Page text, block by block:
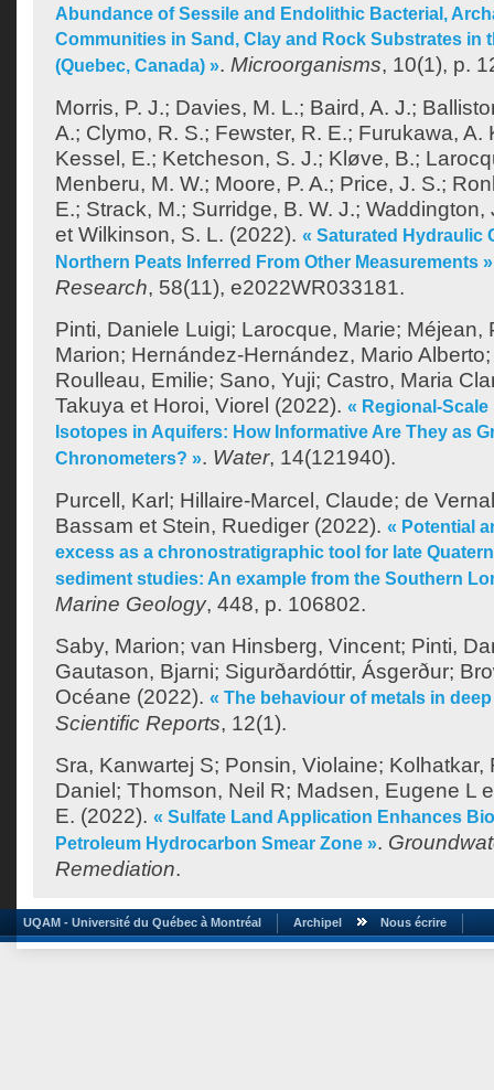
Abundance of Sessile and Endolithic Bacterial,
Communities in Sand, Clay and Rock Substrates in
(Quebec, Canada) ». Microorganisms, 10(1), p.
Morris, P. J.; Davies, M. L.; Baird, A. J.;
A.; Clymo, R. S.; Fewster, R. E.; Furukawa, A.
Kessel, E.; Ketcheson, S. J.; Kløve, B.;
Menberu, M. W.; Moore, P. A.; Price, J. S.;
E.; Strack, M.; Surridge, B. W. J.; Waddington,
et Wilkinson, S. L. (2022). « Saturated Hydraulic
Northern Peats Inferred From Other Measurements »
Research, 58(11), e2022WR033181.
Pinti, Daniele Luigi; Larocque, Marie; Méjean,
Marion; Hernández-Hernández, Mario Alberto
Roulleau, Emilie; Sano, Yuji; Castro, Maria
Takuya et Horoi, Viorel (2022). « Regional-
Isotopes in Aquifers: How Informative Are They as
Chronometers? ». Water, 14(121940).
Purcell, Karl ; Hillaire-Marcel, Claude; de
Bassam et Stein, Ruediger (2022). « Potential
excess as a chronostratigraphic tool for late
sediment studies: An example from the Southern
Marine Geology, 448, p. 106802.
Saby, Marion; van Hinsberg, Vincent; Pinti,
Gautason, Bjarni; Sigurðardóttir, Ásgerður;
Océane (2022). « The behaviour of metals in
Scientific Reports, 12(1).
Sra, Kanwartej S; Ponsin, Violaine; Kolhatkar,
Daniel ; Thomson, Neil R; Madsen, Eugene L
E. (2022). « Sulfate Land Application Enhances
Petroleum Hydrocarbon Smear Zone ».
Remediation.
UQAM - Université du Québec à Montréal Archipel Nous écrire